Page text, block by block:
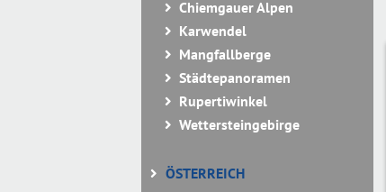
Chiemgauer Alpen
Karwendel
Mangfallberge
Städtepanoramen
Rupertiwinkel
Wettersteingebirge
ÖSTERREICH